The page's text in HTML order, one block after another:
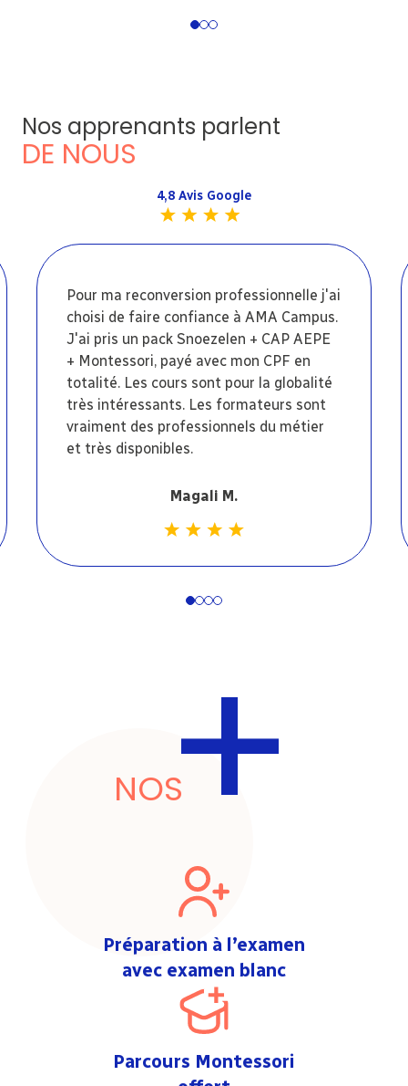
123
Nos apprenants parlent
DE NOUS
4,8 Avis Google
Pour ma reconversion professionnelle j'ai
choisi de faire confiance à AMA Campus.
J'ai pris un pack Snoezelen + CAP AEPE
+ Montessori, payé avec mon CPF en
totalité. Les cours sont pour la globalité
très intéressants. Les formateurs sont
vraiment des professionnels du métier
et très disponibles.
Magali M.
1234
NOS+
Préparation à l’examen
avec examen blanc
Parcours Montessori